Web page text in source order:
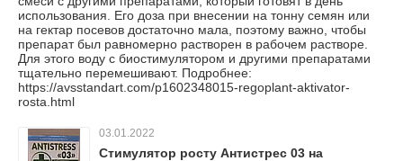
использования. Его доза при внесении на тонну семян или
на гектар посевов достаточно мала, поэтому важно, чтобы
препарат был равномерно растворен в рабочем растворе.
Для этого воду с биостимулятором и другими препаратами
тщательно перемешивают. Подробнее:
https://avsstandart.com/p1602348015-regoplant-aktivator-
rosta.html
03.01.2022
Стимулятор росту Антистрес 03 на